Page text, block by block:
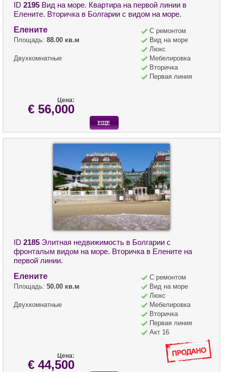
ID 2195 Вид на море. Квартира на первой линии в
Елените. Вторичка в Болгарии с видом на море.
Елените
Площадь: 88.00 кв.м
Двухкомнатные
С ремонтом
Вид на море
Люкс
Мебелировка
Вторичка
Первая линия
Цена:
€ 56,000
ID 2185 Элитная недвижимость в Болгарии с
фронталым видом на море. Вторичка в Елените на
первой линии.
Елените
Площадь: 50.00 кв.м
Двухкомнатные
С ремонтом
Вид на море
Люкс
Мебелировка
Вторичка
Первая линия
Акт 16
Цена:
€ 44,500